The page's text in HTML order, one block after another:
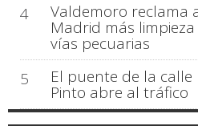
4
Valdemoro reclama
Madrid más
vías pecuarias
5
El puente de la calle
Pinto abre al tráfico